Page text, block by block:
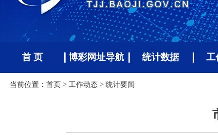
首 页 博彩网址导航 统计数据 工
当前位置： 首页 > 工作动态 > 统计要闻